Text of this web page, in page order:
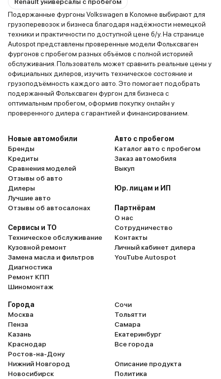
Подержанные фургоны Volkswagen в Коломне выбирают для
грузоперевозок и бизнеса благодаря надёжности немецкой
техники и практичности по доступной цене б/у. На странице
Autospot представлены проверенные модели Фольксваген
фургонов с пробегом разных объёмов с полной историей
обслуживания. Пользователь может сравнить реальные цены у
официальных дилеров, изучить техническое состояние и
грузоподъёмность каждого авто. Это помогает подобрать
подержанный Фольксваген фургон для бизнеса с
оптимальным пробегом, оформив покупку онлайн у
проверенного дилера с гарантией и финансированием.
Новые автомобили
Бренды
Кредиты
Сравнения моделей
Отзывы об авто
Дилеры
Лучшие авто
Отзывы об автосалонах
Сервисы и ТО
Техническое обслуживание
Кузовной ремонт
Замена масла и фильтров
Диагностика
Ремонт КПП
Шиномонтаж
Авто с пробегом
Каталог авто с пробегом
Заказ автомобиля
Выкуп
Юр. лицам и ИП
Партнёрам
О нас
Сотрудничество
Контакты
Личный кабинет дилера
YouTube Autospot
Города
Москва
Пенза
Казань
Краснодар
Ростов-на-Дону
Нижний Новгород
Новосибирск
Сочи
Тольятти
Самара
Екатеринбург
Все города
Описание продукта
Политика